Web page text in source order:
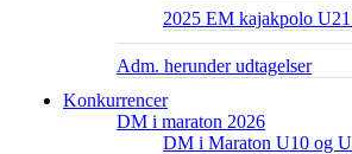
2025 EM kajakpolo
Adm. herunder udtagelser
Konkurrencer
DM i maraton 2026
DM i Maraton U10 og